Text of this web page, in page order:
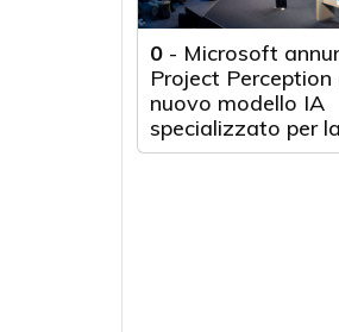
0 - Microsoft
Project Perception
nuovo modello IA
specializzato per la
cybersecurity